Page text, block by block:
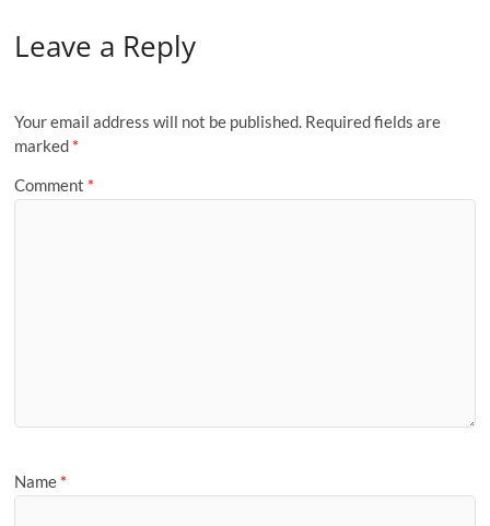
Leave a Reply
Your email address will not be published. Required fields are
marked *
Comment *
Name *